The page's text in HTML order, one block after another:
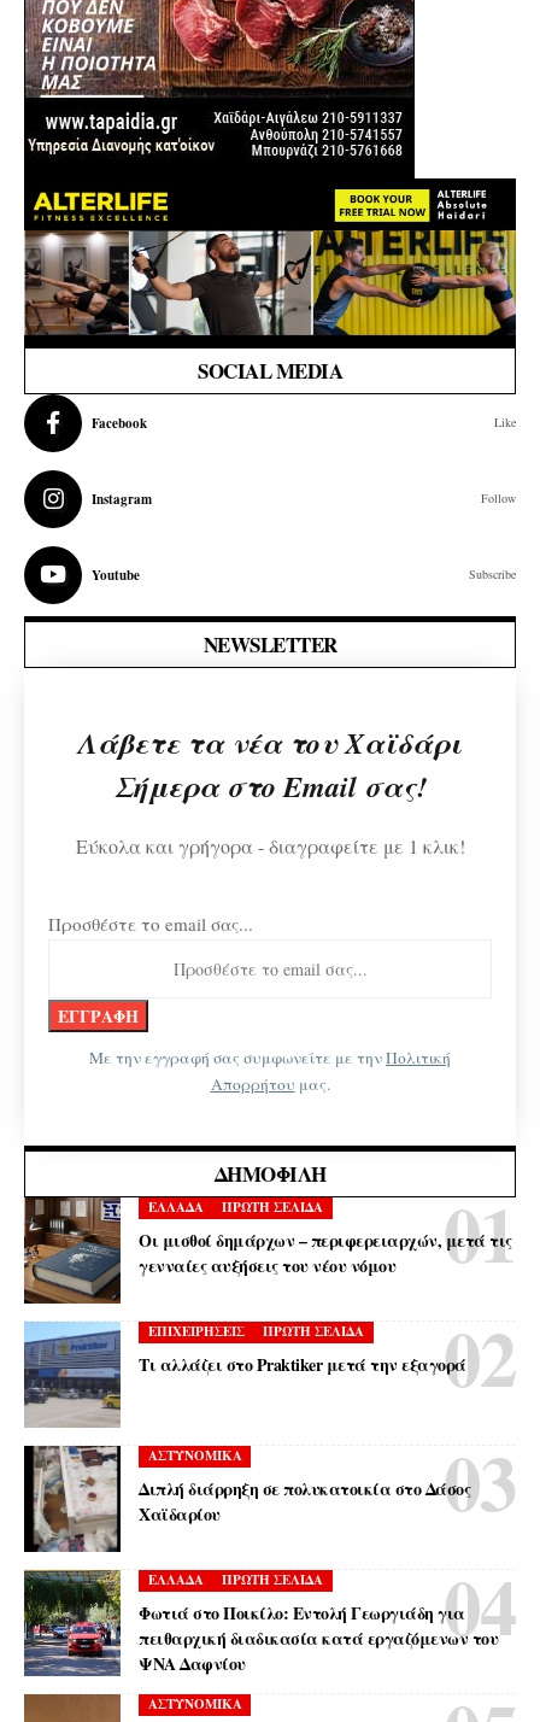
SOCIAL MEDIA
Facebook Like
Instagram Follow
Youtube Subscribe
NEWSLETTER
Λάβετε τα νέα του Χαϊδάρι
Σήμερα στο Email σας!
Εύκολα και γρήγορα - διαγραφείτε με 1 κλικ!
Προσθέστε το email σας...
Με την εγγραφή σας συμφωνείτε με τηνΠολιτική
Απορρήτου μας.
ΔΗΜΟΦΙΛΉ
ΕΛΛΑΔΑ ΠΡΩΤΗ ΣΕΛΙΔΑ
Οι μισθοί δημάρχων – περιφερειαρχών, μετά τις
γενναίες αυξήσεις του νέου νόμου
ΕΠΙΧΕΙΡΗΣΕΙΣ ΠΡΩΤΗ ΣΕΛΙΔΑ
Τι αλλάζει στο Praktiker μετά την εξαγορά
ΑΣΤΥΝΟΜΙΚΑ
Διπλή διάρρηξη σε πολυκατοικία στο Δάσος
Χαϊδαρίου
ΕΛΛΑΔΑ ΠΡΩΤΗ ΣΕΛΙΔΑ
Φωτιά στο Ποικίλο: Εντολή Γεωργιάδη για
πειθαρχική διαδικασία κατά εργαζόμενων του
ΨΝΑ Δαφνίου
ΑΣΤΥΝΟΜΙΚΑ